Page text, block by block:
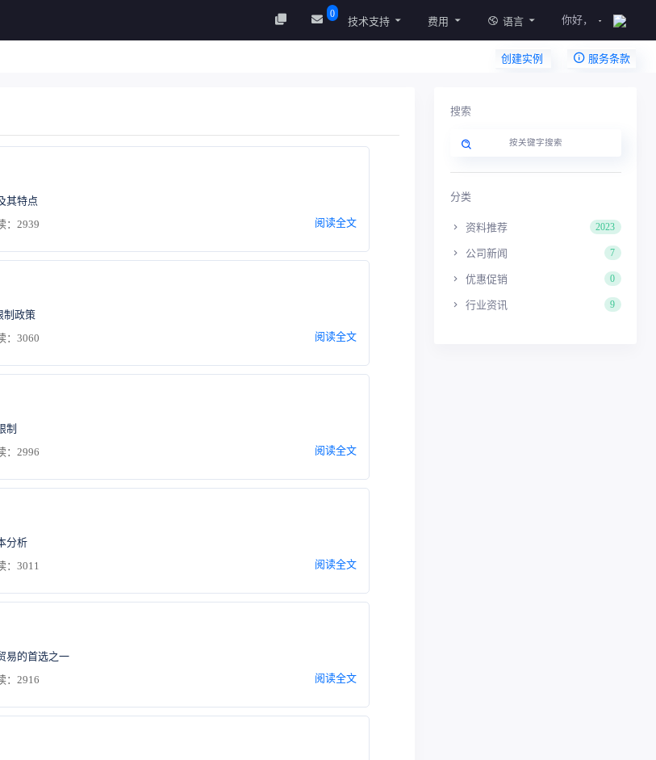
0
技术支持 费用 语言 你好，
创建实例
服务条款
其特点
：2939 阅读全文
制政策
：3060 阅读全文
制
：2996 阅读全文
分析
：3011 阅读全文
易的首选之一
：2916 阅读全文
搜索
分类
资料推荐 2023
公司新闻 7
优惠促销 0
行业资讯 9